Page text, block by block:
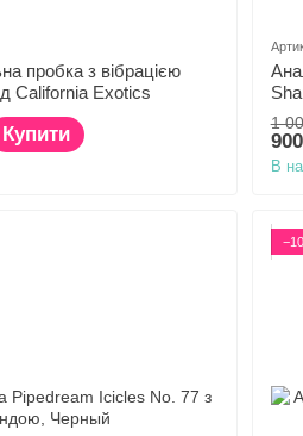
пробка з вібрацією
California Exotics
Купити 1
В